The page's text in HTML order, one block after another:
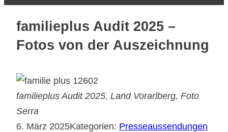
familieplus Audit 2025 –
Fotos von der Auszeichnung
familieplus Audit 2025, Land Vorarlberg, Foto
Serra
6. März 2025Kategorien: Presseaussendungen